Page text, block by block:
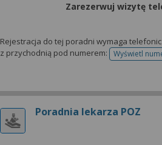
Zarezerwuj wizytę
Rejestracja do tej poradni wymaga
z przychodnią pod numerem:
Wyświetl
Poradnia lekarza POZ